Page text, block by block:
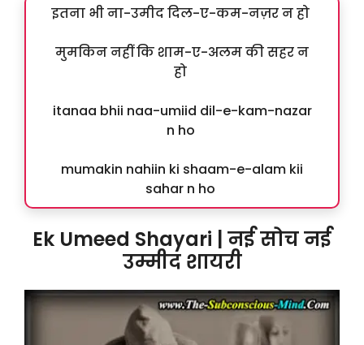
इतना भी ना-उमीद दिल-ए-कम-नज़र न हो
मुमकिन नहीं कि शाम-ए-अलम की सहर न
हो
itanaa bhii naa-umiid dil-e-kam-nazar
n ho
mumakin nahiin ki shaam-e-alam kii
sahar n ho
Ek Umeed Shayari | नई सोच नई
उम्मीद शायरी